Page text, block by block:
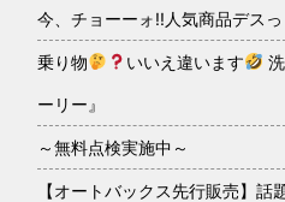
今、チョーーォ!!人気商品デスっ
乗り物 いいえ違います
ーリー』
～無料点検実施中～
【オートバックス先行販売】